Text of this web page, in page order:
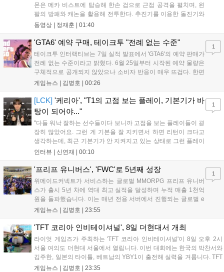
몬은 메카 비스트에 탑승해 한손 검으로 근접 공격을 펼치며, 왼
팔의 방패와 캐논을 활용해 전투한다. 추진기를 이용한 돌진기와
참격 형태의 궁극기를 보유했고, 메카 파괴 시 맨몸으로 기관총을
산의 영웅들 업데이트를 통해 정식 출시될 예정이다....
동영상 | 정재훈 01:40
'GTA6' 예약 구매, 테이크투 "전례 없는 수준"
테이크투 인터랙티브는 7일 실적 발표에서 'GTA6'의 예약 판매가
전례 없는 수준이라고 밝혔다. 6월 25일부터 시작된 예약 물량은
구체적으로 공개되지 않았으나 소비자 반응이 매우 뜨겁다. 한편
11월 19일 PS5와 Xbox 시리즈 X|S로 정식 출시될 예정이며, 록
상 'Grand Theft Auto VI: An Extended Look'을 최초 공개할 계획
이다....
게임뉴스 | 김병호 00:26
1
[LCK] '케리아', "T1의 고점 보는 플레이, 기본기가 바
탕이 되어야..."
"다들 워낙 잘하는 선수들이다 보니까 고점을 보는 플레이들이 굉
장히 많았어요. 그런 게 기본을 잘 지키면서 하면 리턴이 크다고
생각하는데, 최근 기본기가 안 지켜지고 있는 상태로 그런 플레이
를 추구하다 보니까 팀적으로 안 좋은 사고가 계속 많이 났던 것
LoL 챔피언스 코리아(LCK)'...
인터뷰 | 신연재 00:10
1
'프리프 유니버스', 'FWC'로 5년째 성장
위메이드커넥트가 서비스하는 글로벌 MMORPG 프리프 유니버
스가 출시 5년 차에 역대 최고 실적을 달성하며 누적 매출 1천억
원을 돌파했습니다. 이는 매년 전용 서버에서 진행되는 글로벌 e
스포츠 대회 FWC의 영향이 큽니다. FWC는 이용자가 동일한 조
은 전년 대비 매출과 이용자 지표가 대폭 상승하는 성과를 냈습니
다. 오는 10월 필리핀 마닐라에서 총상금 11만 달러 규모의 제4회
FWC 그랜드 파이널이 개최될 예정이며, 위메이드커넥트는 이를
통해 커뮤니티 중심의 장기 성장 모델을 지속할 방침입니다....
게임뉴스 | 김병호 23:55
1
'TFT 코리아 인비테이셔널', 8일 더현대서 개최
라이엇 게임즈가 주최하는 'TFT 코리아 인비테이셔널'이 8일 오후 2시
서울 여의도 더현대 서울에서 열립니다. 이번 대회에는 한국의 박찬서와
김주한, 일본의 타이틀, 베트남의 YBY1이 출전해 실력을 겨룹니다. TFT
는 소속팀 없이 개인 자격으로 참가하는 독특한 대회 구조를 가지며, 누
게임뉴스 | 김병호 23:35